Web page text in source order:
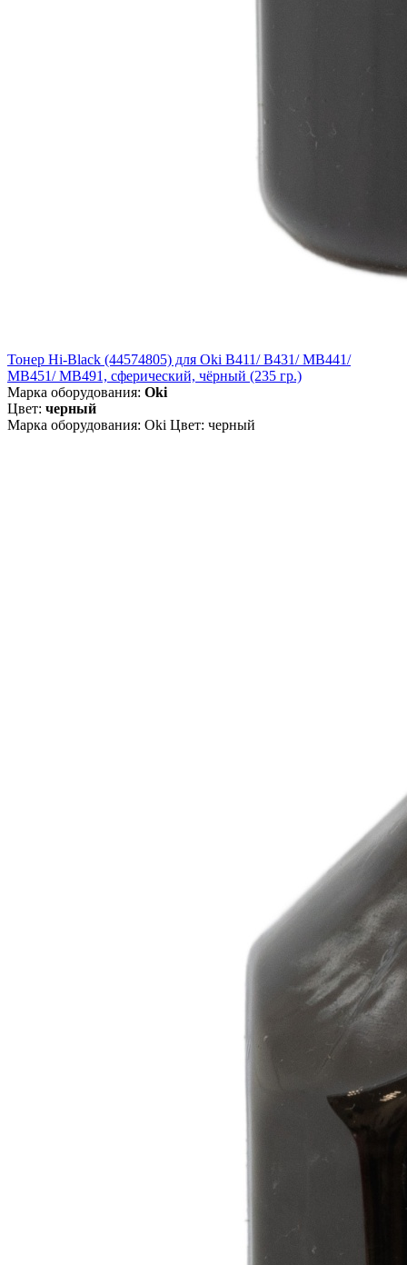
Тонер Hi-Black (44574805) для Oki B411/ B431/ MB441/
MB451/ MB491, сферический, чёрный (235 гр.)
Марка оборудования: Oki
Цвет: черный
Марка оборудования: Oki Цвет: черный